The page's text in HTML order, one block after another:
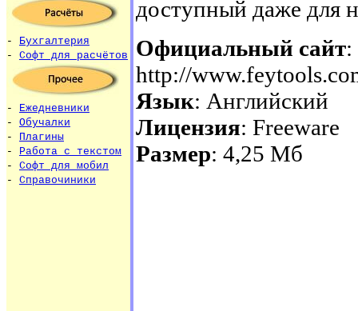
- Бухгалтерия
- Софт для расчётов
- Ежедневники
- Обучалки
- Плагины
- Работа с текстом
- Софт для мобил
- Справочиники
доступный даже для
Официальный сайт:
http://
Язык: Английский
Лицензия: Freeware
Размер: 4,25 Мб